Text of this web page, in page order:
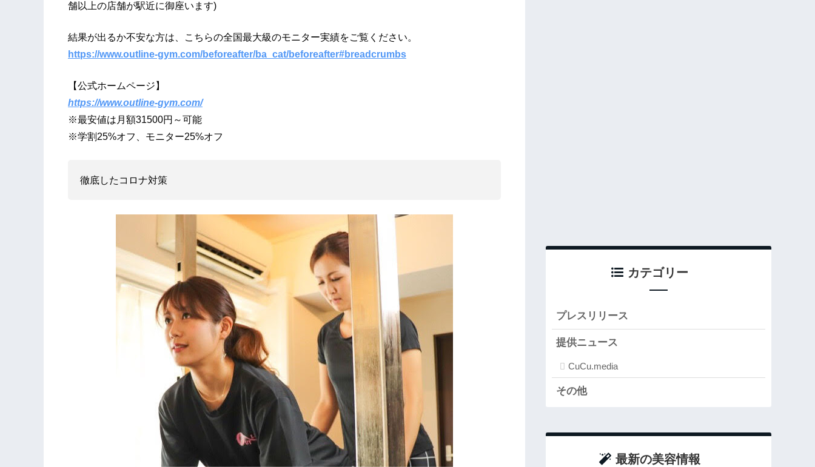
舗以上の店舗が駅近に御座います)
結果が出るか不安な方は、こちらの全国最大級のモニター実績をご覧ください。
https://www.outline-gym.com/beforeafter/ba_cat/beforeafter#breadcrumbs
【公式ホームページ】
https://www.outline-gym.com/
※最安値は月額31500円～可能
※学割25%オフ、モニター25%オフ
徹底したコロナ対策
カテゴリー
プレスリリース
提供ニュース
CuCu.media
その他
最新の美容情報